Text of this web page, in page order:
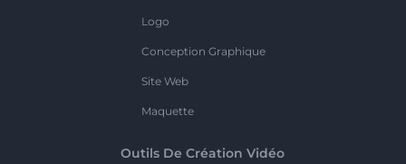
Logo
Conception Graphique
Site Web
Maquette
Outils De Création Vidéo